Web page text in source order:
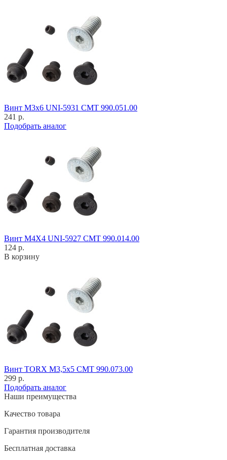
Винт M3x6 UNI-5931 CMT 990.051.00
241 р.
Подобрать аналог
Винт M4X4 UNI-5927 CMT 990.014.00
124 р.
В корзину
Винт TORX M3,5x5 CMT 990.073.00
299 р.
Подобрать аналог
Наши преимущества
Качество товара
Гарантия производителя
Бесплатная доставка